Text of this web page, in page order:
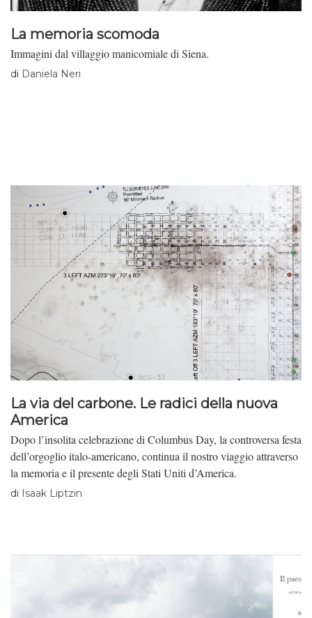
La memoria scomoda
Immagini dal villaggio manicomiale di Siena.
di Daniela Neri
La via del carbone. Le radici della nuova
America
Dopo l’insolita celebrazione di Columbus Day, la controversa festa
dell’orgoglio italo-americano, continua il nostro viaggio attraverso
la memoria e il presente degli Stati Uniti d’America.
di Isaak Liptzin